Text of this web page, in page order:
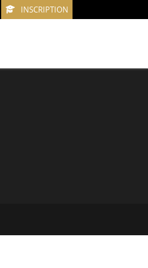
INSCRIPTION